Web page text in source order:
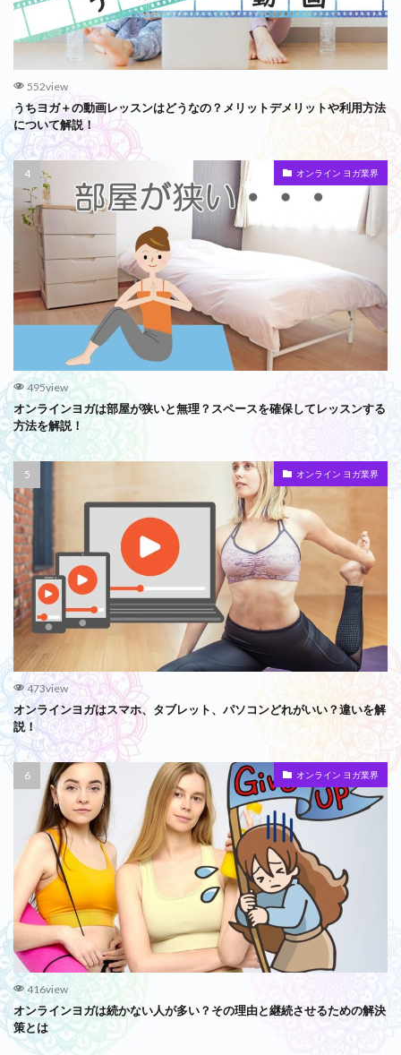
552view
うちヨガ＋の動画レッスンはどうなの？メリットデメリットや利用方法
について解説！
オンライン ヨガ業界
495view
オンラインヨガは部屋が狭いと無理？スペースを確保してレッスンする
方法を解説！
オンライン ヨガ業界
473view
オンラインヨガはスマホ、タブレット、パソコンどれがいい？違いを解
説！
オンライン ヨガ業界
416view
オンラインヨガは続かない人が多い？その理由と継続させるための解決
策とは